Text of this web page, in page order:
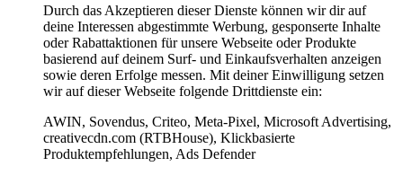
Durch das Akzeptieren dieser Dienste können wir dir auf
deine Interessen abgestimmte Werbung, gesponserte Inhalte
oder Rabattaktionen für unsere Webseite oder Produkte
basierend auf deinem Surf- und Einkaufsverhalten anzeigen
sowie deren Erfolge messen. Mit deiner Einwilligung setzen
wir auf dieser Webseite folgende Drittdienste ein:
AWIN, Sovendus, Criteo, Meta-Pixel, Microsoft Advertising,
creativecdn.com (RTBHouse), Klickbasierte
Produktempfehlungen, Ads Defender